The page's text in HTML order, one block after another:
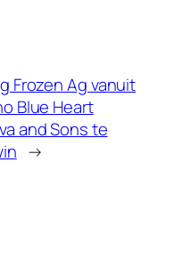
Frozen Ag vanuit
Blue Heart
and Sons te
→